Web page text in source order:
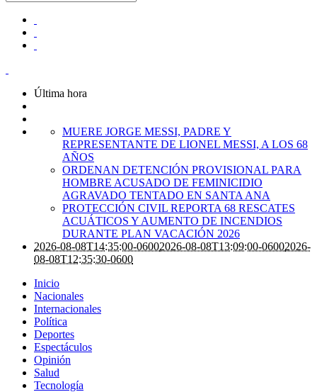
Última hora
MUERE JORGE MESSI, PADRE Y
REPRESENTANTE DE LIONEL MESSI, A LOS 68
AÑOS
ORDENAN DETENCIÓN PROVISIONAL PARA
HOMBRE ACUSADO DE FEMINICIDIO
AGRAVADO TENTADO EN SANTA ANA
PROTECCIÓN CIVIL REPORTA 68 RESCATES
ACUÁTICOS Y AUMENTO DE INCENDIOS
DURANTE PLAN VACACIÓN 2026
2026-08-08T14:35:00-06002026-08-08T13:09:00-06002026-
08-08T12:35:30-0600
Inicio
Nacionales
Internacionales
Política
Deportes
Espectáculos
Opinión
Salud
Tecnología